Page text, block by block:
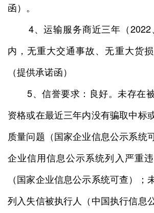
函）。
4、运输服务商近三年（2022
内，无重大交通事故、无重大货
（提供承诺函）
5、信誉要求：良好。未存在
资格或在最近三年内没有骗取中标
质量问题（国家企业信息公示系统
企业信用信息公示系统列入严重
（国家企业信息公示系统可查）；
列入失信被执行人（中国执行信息